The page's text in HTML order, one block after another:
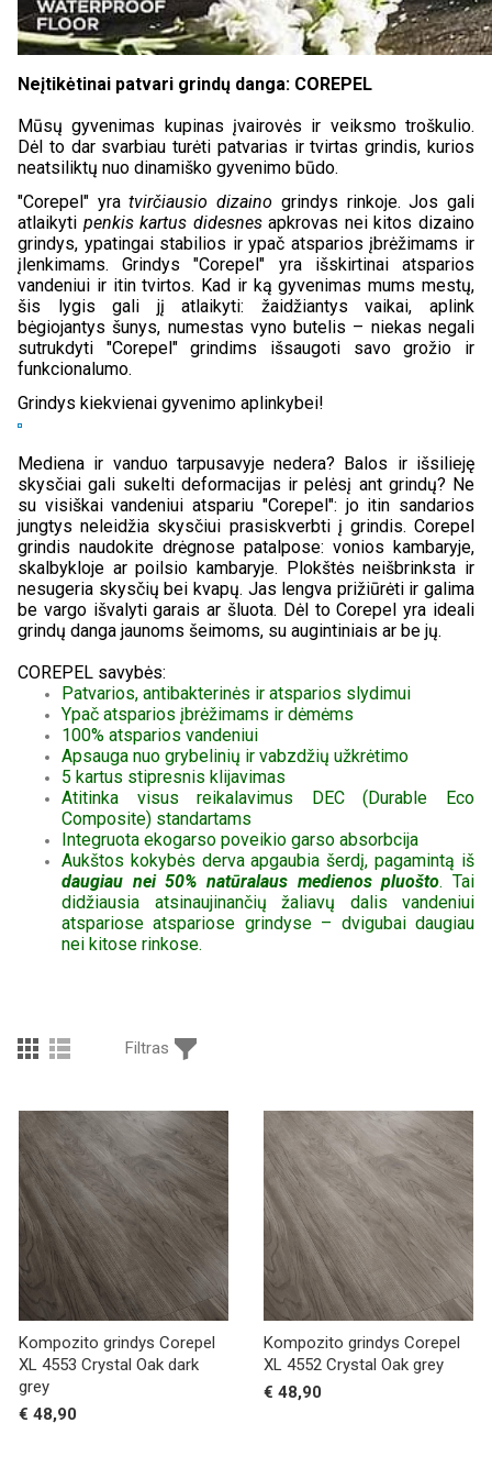
Neįtikėtinai patvari grindų danga: COREPEL
Mūsų gyvenimas kupinas įvairovės ir veiksmo troškulio.
Dėl to dar svarbiau turėti patvarias ir tvirtas grindis, kurios
neatsiliktų nuo dinamiško gyvenimo būdo.
"Corepel" yratvirčiausio dizaino grindys rinkoje. Jos gali
atlaikyti penkis kartus didesnesapkrovas nei kitos dizaino
grindys, ypatingai stabilios ir ypač atsparios įbrėžimams ir
įlenkimams. Grindys "Corepel" yra išskirtinai atsparios
vandeniui ir itin tvirtos. Kad ir ką gyvenimas mums mestų,
šis lygis gali jį atlaikyti: žaidžiantys vaikai, aplink
bėgiojantys šunys, numestas vyno butelis – niekas negali
sutrukdyti "Corepel" grindims išsaugoti savo grožio ir
funkcionalumo.
Grindys kiekvienai gyvenimo aplinkybei!
Mediena ir vanduo tarpusavyje nedera? Balos ir išsilieję
skysčiai gali sukelti deformacijas ir pelėsį ant grindų? Ne
su visiškai vandeniui atspariu "Corepel": jo itin sandarios
jungtys neleidžia skysčiui prasiskverbti į grindis. Corepel
grindis naudokite drėgnose patalpose: vonios kambaryje,
skalbykloje ar poilsio kambaryje. Plokštės neišbrinksta ir
nesugeria skysčių bei kvapų. Jas lengva prižiūrėti ir galima
be vargo išvalyti garais ar šluota. Dėl to Corepel yra ideali
grindų danga jaunoms šeimoms, su augintiniais ar be jų.
COREPEL savybės:
Patvarios, antibakterinės ir atsparios slydimui
Ypač atsparios įbrėžimams ir dėmėms
100% atsparios vandeniui
Apsauga nuo grybelinių ir vabzdžių užkrėtimo
5 kartus stipresnis klijavimas
Atitinka visus reikalavimus DEC (Durable Eco
Composite) standartams
Integruota ekogarso poveikio garso absorbcija
Aukštos kokybės derva apgaubia šerdį, pagamintą iš
daugiau nei 50% natūralaus medienos pluošto. Tai
didžiausia atsinaujinančių žaliavų dalis vandeniui
atspariose atspariose grindyse – dvigubai daugiau
nei kitose rinkose.
Filtras
Kompozito grindys Corepel
XL 4553 Crystal Oak dark
grey
€ 48,90
Kompozito grindys Corepel
XL 4552 Crystal Oak grey
€ 48,90